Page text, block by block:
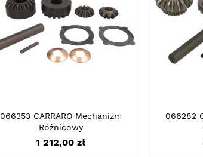
066353 CARRARO Mechanizm
Różnicowy
Cena
1 212,00 zł
066282